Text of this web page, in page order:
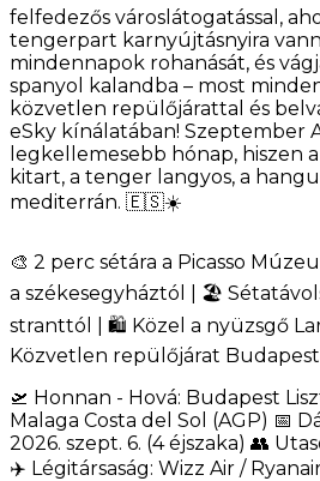
felfedezős városlátogatással,
tengerpart karnyújtásnyira
mindennapok rohanását, és
spanyol kalandba – most
közvetlen repülőjárattal és
eSky kínálatában! Szeptember
legkellemesebb hónap, hiszen
kitart, a tenger langyos, a
mediterrán. 🇪🇸☀️
🎨 2 perc sétára a Picasso
a székesegyháztól | 🏖️
stranttól | 🛍️ Közel a nyüzsgő
Közvetlen repülőjárat
🛫 Honnan - Hová: Budapest
Malaga Costa del Sol (AGP) 📅
2026. szept. 6. (4 éjszaka) 👥
✈️ Légitársaság: Wizz Air /